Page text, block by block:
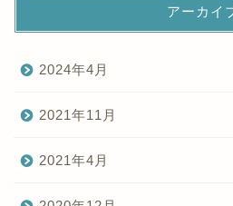
アーカイ
2024年4月
2021年11月
2021年4月